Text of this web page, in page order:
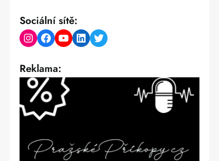
Sociální sítě:
Instagram Facebook YouTube LinkedIn Twitter
Reklama: